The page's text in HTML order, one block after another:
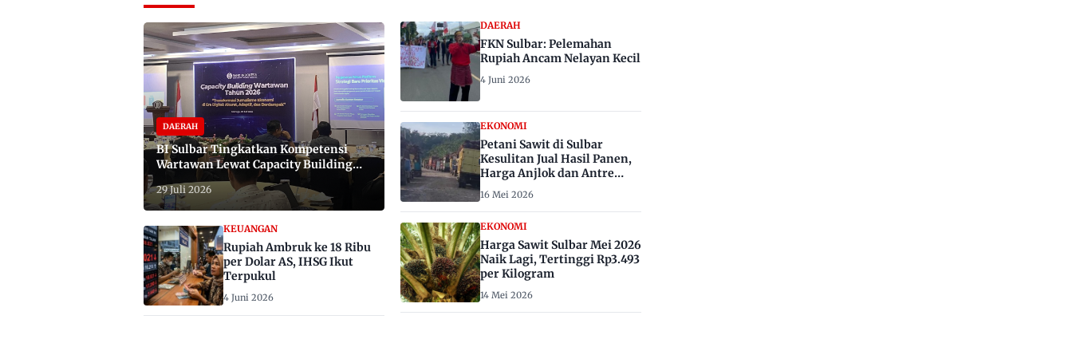
DAERAH
BI Sulbar Tingkatkan Kompetensi
Wartawan Lewat Capacity Building
2026
29 Juli 2026
KEUANGAN
Rupiah Ambruk ke 18 Ribu
per Dolar AS, IHSG Ikut
Terpukul
4 Juni 2026
DAERAH
FKN Sulbar: Pelemahan
Rupiah Ancam Nelayan Kecil
4 Juni 2026
EKONOMI
Petani Sawit di Sulbar
Kesulitan Jual Hasil Panen,
Harga Anjlok dan Antre
16 Mei 2026
EKONOMI
Harga Sawit Sulbar Mei 2026
Naik Lagi, Tertinggi Rp3.493
per Kilogram
14 Mei 2026